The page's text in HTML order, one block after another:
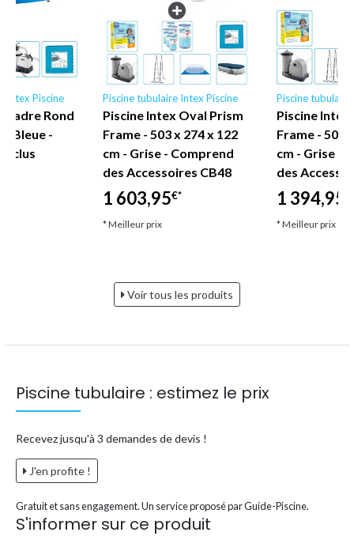
Intex Piscine
Cadre Rond
- Bleue -
Piscine tubulaire Intex Piscine
Piscine Intex Oval Prism
Frame - 503 x 274 x 122
cm - Grise - Comprend
des Accessoires CB48
1 603,95€*
* Meilleur prix
Piscine
Piscine
Frame - 503
cm - Grise -
des
1 394,95
* Meilleur prix
Voir tous les produits
Piscine tubulaire : estimez le prix
Recevez jusqu'à 3 demandes de devis !
J'en profite !
Gratuit et sans engagement. Un service proposé par Guide-Piscine.
S'informer sur ce produit